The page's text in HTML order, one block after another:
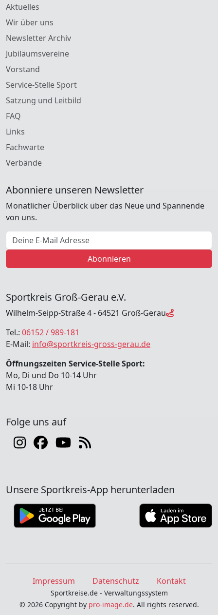
Aktuelles
Wir über uns
Newsletter Archiv
Jubiläumsvereine
Vorstand
Service-Stelle Sport
Satzung und Leitbild
FAQ
Links
Fachwarte
Verbände
Abonniere unseren Newsletter
Monatlicher Überblick über das Neue und Spannende
von uns.
E-Mail Adresse
Abonnieren
Sportkreis Groß-Gerau e.V.
Wilhelm-Seipp-Straße 4 - 64521 Groß-Gerau
Tel.: 06152 / 989-181
E-Mail: info@sportkreis-gross-gerau.de
Öffnungszeiten Service-Stelle Sport:
Mo, Di und Do 10-14 Uhr
Mi 10-18 Uhr
Folge uns auf
Unsere Sportkreis-App herunterladen
Impressum Datenschutz Kontakt
Sportkreise.de - Verwaltungssystem
© 2026 Copyright by pro-image.de. All rights reserved.